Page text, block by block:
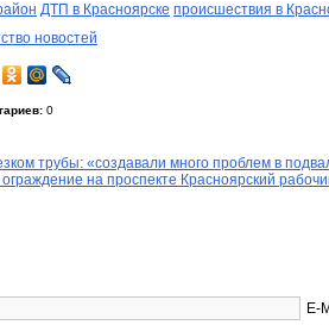
ДТП в Красноярске происшествия в
новостей
0
трубы: «создавали много проблем в
на проспекте Красноярский
E-